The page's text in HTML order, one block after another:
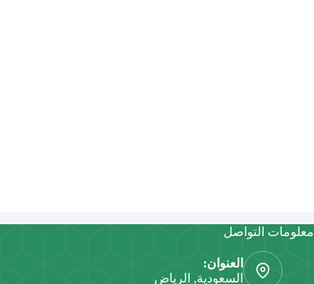
معلومات التواصل
العنوان:
السعودية, الرياض